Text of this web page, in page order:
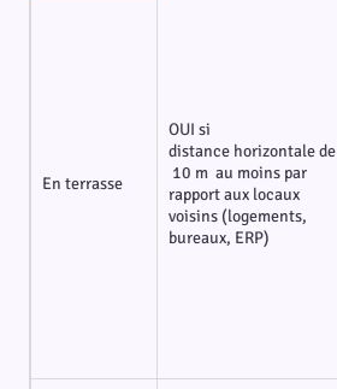
En terrasse
OUI si
distance horizontale de
10 m au moins par
rapport aux locaux
voisins (logements,
bureaux, ERP)